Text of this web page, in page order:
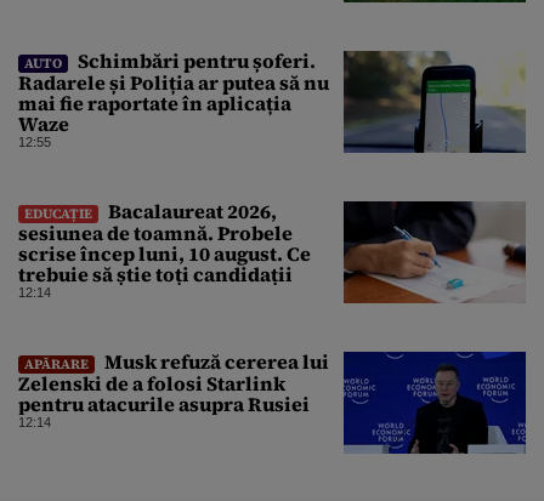
AUTO
Schimbări pentru șoferi.
Radarele și Poliția ar putea să nu
mai fie raportate în aplicația
Waze
12:55
EDUCAȚIE
Bacalaureat 2026,
sesiunea de toamnă. Probele
scrise încep luni, 10 august. Ce
trebuie să știe toți candidații
12:14
APĂRARE
Musk refuză cererea lui
Zelenski de a folosi Starlink
pentru atacurile asupra Rusiei
12:14